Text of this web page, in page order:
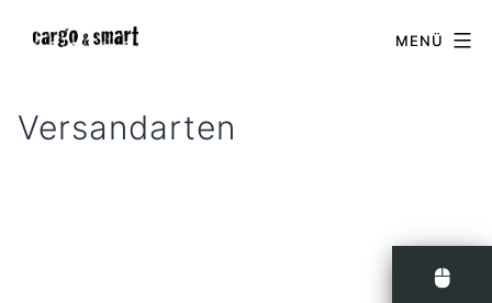
MENÜ
Versandarten